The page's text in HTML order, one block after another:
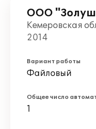
ООО
Кемеровская
2014
Вариант работы
Файловый
Общее число
1